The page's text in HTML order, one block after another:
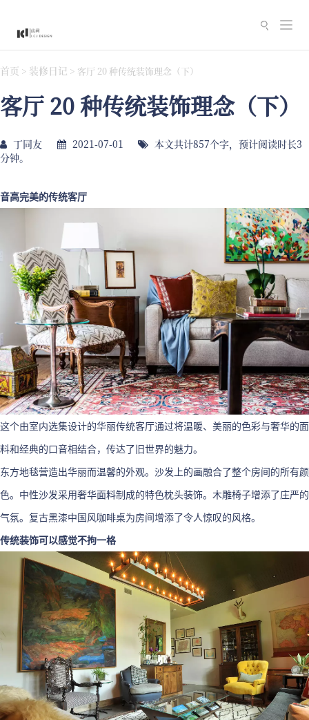
切
换
首页 > 装修日记 > 客厅 20 种传统装饰理念（下）
客厅 20 种传统装饰理念（下）
丁同友 2021-07-01
本文共计857个字，预计阅读时长3
分钟。
音高完美的传统客厅
这个由室内选集设计的华丽传统客厅通过将温暖、美丽的色彩与奢华的面
料和经典的口音相结合，传达了旧世界的魅力。
东方地毯营造出华丽而温馨的外观。沙发上的画融合了整个房间的所有颜
色。中性沙发采用奢华面料制成的特色枕头装饰。木雕椅子增添了庄严的
气氛。复古黑漆中国风咖啡桌为房间增添了令人惊叹的风格。
传统装饰可以感觉不拘一格